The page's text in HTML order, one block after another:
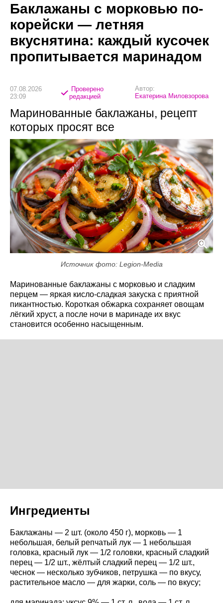
Баклажаны с морковью по-
корейски — летняя
вкуснятина: каждый кусочек
пропитывается маринадом
07.08.2026
23:09
Проверено
редакцией
Автор:
Екатерина Миловзорова
Маринованные баклажаны, рецепт
которых просят все
Источник фото: Legion-Media
Маринованные баклажаны с морковью и сладким
перцем — яркая кисло-сладкая закуска с приятной
пикантностью. Короткая обжарка сохраняет овощам
лёгкий хруст, а после ночи в маринаде их вкус
становится особенно насыщенным.
Ингредиенты
Баклажаны — 2 шт. (около 450 г), морковь — 1
небольшая, белый репчатый лук — 1 небольшая
головка, красный лук — 1/2 головки, красный сладкий
перец — 1/2 шт., жёлтый сладкий перец — 1/2 шт.,
чеснок — несколько зубчиков, петрушка — по вкусу,
растительное масло — для жарки, соль — по вкусу;